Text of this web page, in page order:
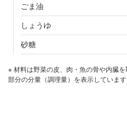
ごま油
しょうゆ
砂糖
※ 材料は野菜の皮、肉・魚の骨や内臓
部分の分量（調理量）を表示しています